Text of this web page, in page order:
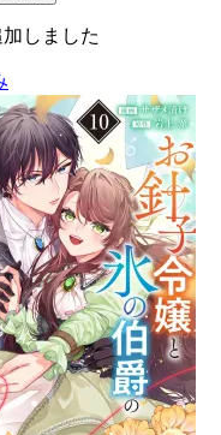
しました